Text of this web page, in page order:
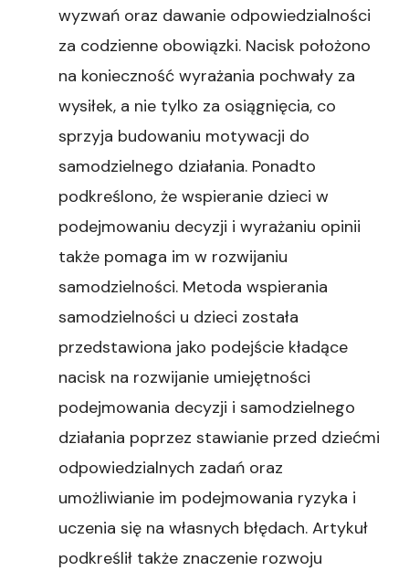
wyzwań oraz dawanie odpowiedzialności
za codzienne obowiązki. Nacisk położono
na konieczność wyrażania pochwały za
wysiłek, a nie tylko za osiągnięcia, co
sprzyja budowaniu motywacji do
samodzielnego działania. Ponadto
podkreślono, że wspieranie dzieci w
podejmowaniu decyzji i wyrażaniu opinii
także pomaga im w rozwijaniu
samodzielności. Metoda wspierania
samodzielności u dzieci została
przedstawiona jako podejście kładące
nacisk na rozwijanie umiejętności
podejmowania decyzji i samodzielnego
działania poprzez stawianie przed dziećmi
odpowiedzialnych zadań oraz
umożliwianie im podejmowania ryzyka i
uczenia się na własnych błędach. Artykuł
podkreślił także znaczenie rozwoju